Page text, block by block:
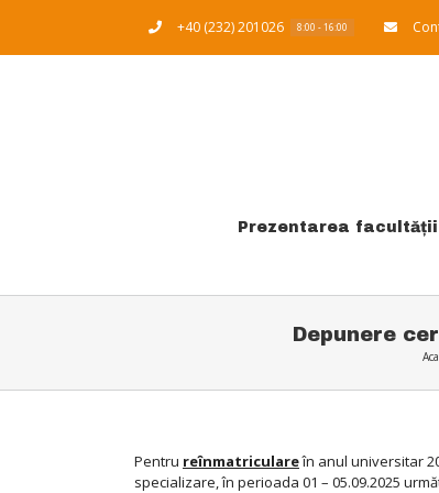
content
+40 (232) 201026 8:00 - 16:00
Prezentarea facultății
Depunere
Pentru reînmatriculareîn anul universitar
specializare, în perioada 01 – 05.09.2025